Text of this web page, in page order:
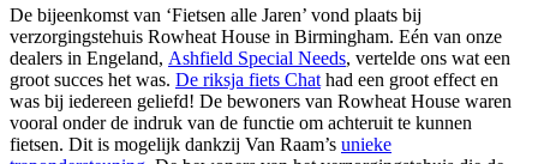
De bijeenkomst van ‘Fietsen alle Jaren’ vond plaats bij
verzorgingstehuis Rowheat House in Birmingham. Eén van onze
dealers in Engeland, Ashfield Special Needs, vertelde ons wat een
groot succes het was. De riksja fiets Chat had een groot effect en
was bij iedereen geliefd! De bewoners van Rowheat House waren
vooral onder de indruk van de functie om achteruit te kunnen
fietsen. Dit is mogelijk dankzij Van Raam’s unieke